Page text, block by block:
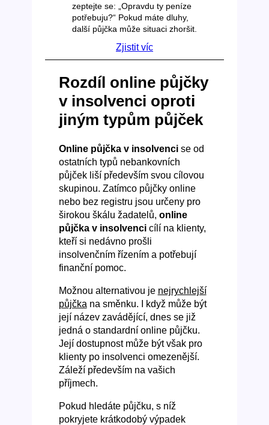
zeptejte se: „Opravdu ty peníze
potřebuju?“ Pokud máte dluhy,
další půjčka může situaci zhoršit.
Zjistit víc
Rozdíl online půjčky
v insolvenci oproti
jiným typům půjček
Online půjčka v insolvencise od
ostatních typů nebankovních
půjček liší především svou cílovou
skupinou. Zatímco půjčky online
nebo bez registru jsou určeny pro
širokou škálu žadatelů, online
půjčka v insolvencicílí na klienty,
kteří si nedávno prošli
insolvenčním řízením a potřebují
finanční pomoc.
Možnou alternativou je nejrychlejší
půjčka na směnku. I když může být
její název zavádějící, dnes se již
jedná o standardní online půjčku.
Její dostupnost může být však pro
klienty po insolvenci omezenější.
Záleží především na vašich
příjmech.
Pokud hledáte půjčku, s níž
pokryjete krátkodobý výpadek